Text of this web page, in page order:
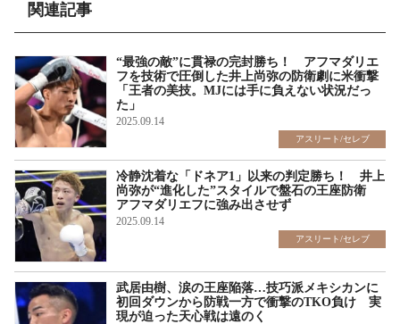
関連記事
“最強の敵”に貫禄の完封勝ち！ アフマダリエ
フを技術で圧倒した井上尚弥の防衛劇に米衝撃
「王者の美技。MJには手に負えない状況だっ
た」
2025.09.14
アスリート/セレブ
冷静沈着な「ドネア1」以来の判定勝ち！ 井上
尚弥が“進化した”スタイルで盤石の王座防衛
アフマダリエフに強み出させず
2025.09.14
アスリート/セレブ
武居由樹、涙の王座陥落…技巧派メキシカンに
初回ダウンから防戦一方で衝撃のTKO負け 実
現が迫った天心戦は遠のく